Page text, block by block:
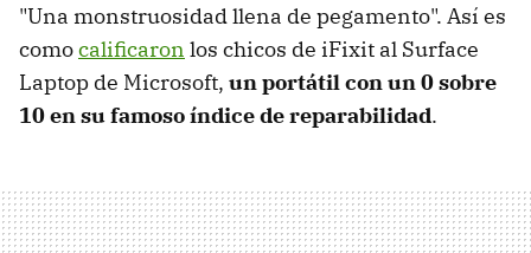
"Una monstruosidad llena de pegamento". Así es
comocalificaron los chicos de iFixit al Surface
Laptop de Microsoft, un portátil con un 0 sobre
10 en su famoso índice de reparabilidad.